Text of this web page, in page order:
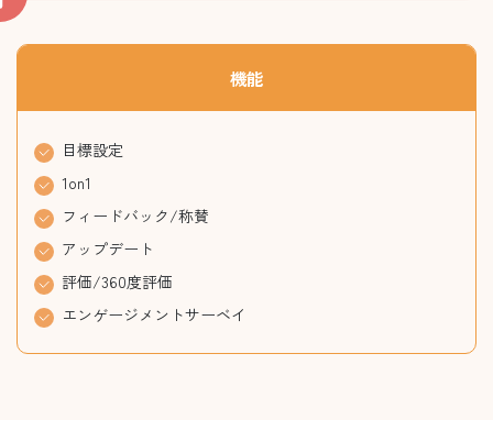
機能
目標設定
1on1
フィードバック/称賛
アップデート
評価/360度評価
エンゲージメントサーベイ